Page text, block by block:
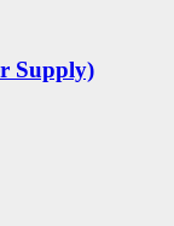
Supply)